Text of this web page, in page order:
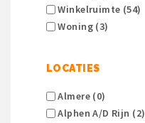
Winkelruimte (54)
Woning (3)
LOCATIES
Almere (0)
Alphen A/d Rijn (2)